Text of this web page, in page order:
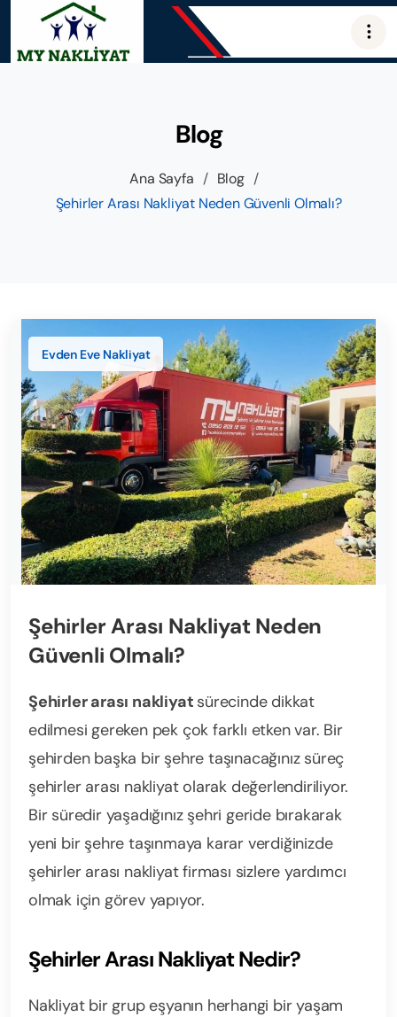
Blog
Ana Sayfa / Blog /
Şehirler Arası Nakliyat Neden Güvenli Olmalı?
Evden Eve Nakliyat
Şehirler Arası Nakliyat Neden
Güvenli Olmalı?
Şehirler arası nakliyat sürecinde dikkat
edilmesi gereken pek çok farklı etken var. Bir
şehirden başka bir şehre taşınacağınız süreç
şehirler arası nakliyat olarak değerlendiriliyor.
Bir süredir yaşadığınız şehri geride bırakarak
yeni bir şehre taşınmaya karar verdiğinizde
şehirler arası nakliyat firması sizlere yardımcı
olmak için görev yapıyor.
Şehirler Arası Nakliyat Nedir?
Nakliyat bir grup eşyanın herhangi bir yaşam